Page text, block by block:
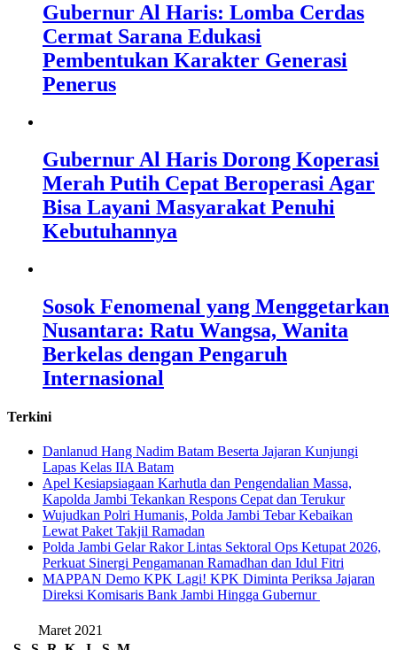
Gubernur Al Haris: Lomba Cerdas
Cermat Sarana Edukasi
Pembentukan Karakter Generasi
Penerus
Gubernur Al Haris Dorong Koperasi
Merah Putih Cepat Beroperasi Agar
Bisa Layani Masyarakat Penuhi
Kebutuhannya
Sosok Fenomenal yang Menggetarkan
Nusantara: Ratu Wangsa, Wanita
Berkelas dengan Pengaruh
Internasional
Terkini
Danlanud Hang Nadim Batam Beserta Jajaran Kunjungi
Lapas Kelas IIA Batam
Apel Kesiapsiagaan Karhutla dan Pengendalian Massa,
Kapolda Jambi Tekankan Respons Cepat dan Terukur
Wujudkan Polri Humanis, Polda Jambi Tebar Kebaikan
Lewat Paket Takjil Ramadan
Polda Jambi Gelar Rakor Lintas Sektoral Ops Ketupat 2026,
Perkuat Sinergi Pengamanan Ramadhan dan Idul Fitri
‎MAPPAN Demo KPK Lagi! KPK Diminta Periksa Jajaran
Direksi Komisaris Bank Jambi Hingga Gubernur ‎
Maret 2021